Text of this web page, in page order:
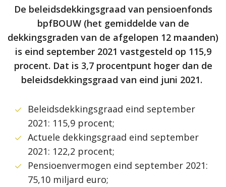
De beleidsdekkingsgraad van pensioenfonds
bpfBOUW (het gemiddelde van de
dekkingsgraden van de afgelopen 12 maanden)
is eind september 2021 vastgesteld op 115,9
procent. Dat is 3,7 procentpunt hoger dan de
beleidsdekkingsgraad van eind juni 2021.
Beleidsdekkingsgraad eind september
2021: 115,9 procent;
Actuele dekkingsgraad eind september
2021: 122,2 procent;
Pensioenvermogen eind september 2021:
75,10 miljard euro;